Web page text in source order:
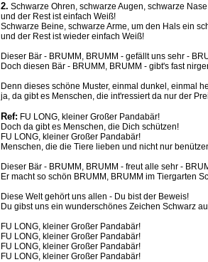
2. Schwarze Ohren, schwarze Augen, schwarze Nase
und der Rest ist einfach Weiß!
Schwarze Beine, schwarze Arme, um den Hals ein
und der Rest ist wieder einfach Weiß!
Dieser Bär - BRUMM, BRUMM - gefällt uns sehr -
Doch diesen Bär - BRUMM, BRUMM - gibt's fast
Denn dieses schöne Muster, einmal dunkel, einmal
ja, da gibt es Menschen, die int'ressiert da nur der
Ref: FU LONG, kleiner Großer Pandabär!
Doch da gibt es Menschen, die Dich schützen!
FU LONG, kleiner Großer Pandabär!
Menschen, die die Tiere lieben und nicht nur
Dieser Bär - BRUMM, BRUMM - freut alle sehr -
Er macht so schön BRUMM, BRUMM im Tiergarten
Diese Welt gehört uns allen - Du bist der Beweis!
Du gibst uns ein wunderschönes Zeichen Schwarz
FU LONG, kleiner Großer Pandabär!
FU LONG, kleiner Großer Pandabär!
FU LONG, kleiner Großer Pandabär!
FU LONG, kleiner Großer Pandabär!